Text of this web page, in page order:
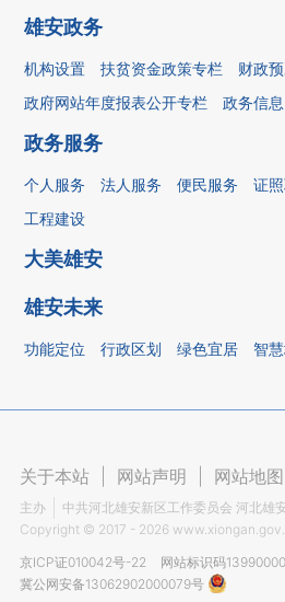
雄安政务
机构设置 扶贫资金政策专栏
财政
政府网站年度报表公开专栏
政务信息
政务服务
个人服务 法人服务 便民服务 证
工程建设
大美雄安
雄安未来
功能定位 行政区划 绿色宜居 智
关于本站 网站声明 网站地图
主办
中共河北雄安新区工作委员会 河北雄
Copyright © 2017 - 2026
京ICP证010042号-22
网站标识码
冀公网安备13062902000079号